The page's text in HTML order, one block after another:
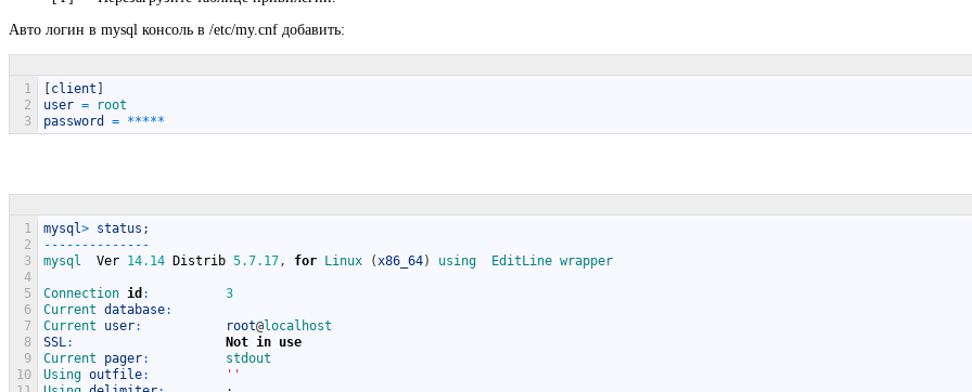
Авто логин в mysql консоль в /etc/my.cnf добавить:
1
2
3
client
user =
root
password
= *****
1
2
3
4
5
6
7
8
9
10
mysql> status ;
-- -- -- -- -- -- --
mysql Ver 14.14 Distrib 5.7.17, for Linux (x86_64) using EditLine wrapper
Connection id :
3
Current database:
Current user: root@localhost
SSL: Not in use
Current pager:
stdout
Using outfile:
''